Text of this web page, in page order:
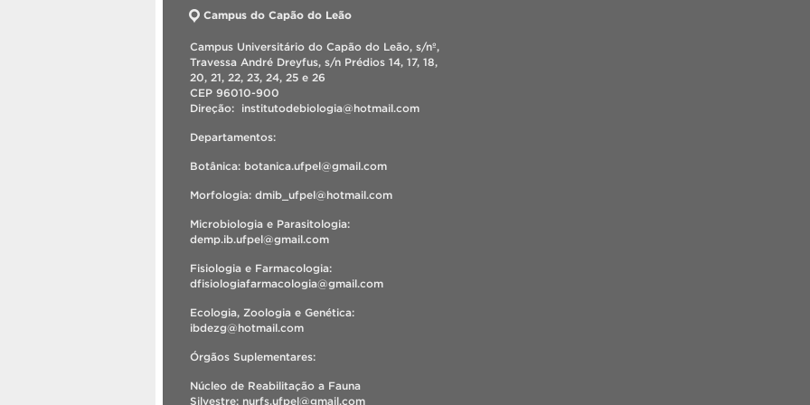
Campus do Capão do Leão
Campus Universitário do Capão do Leão, s/nº,
Travessa André Dreyfus, s/n Prédios 14, 17, 18,
20, 21, 22, 23, 24, 25 e 26
CEP 96010-900
Direção: institutodebiologia@hotmail.com
Departamentos:
Botânica: botanica.ufpel@gmail.com
Morfologia: dmib_ufpel@hotmail.com
Microbiologia e Parasitologia:
demp.ib.ufpel@gmail.com
Fisiologia e Farmacologia:
dfisiologiafarmacologia@gmail.com
Ecologia, Zoologia e Genética:
ibdezg@hotmail.com
Órgãos Suplementares:
Núcleo de Reabilitação a Fauna
Silvestre: nurfs.ufpel@gmail.com